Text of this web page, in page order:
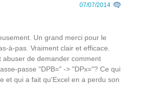
07/07/2014
Un grand merci pour le
à-pas. Vraiment clair et efficace.
abuser de demander comment
passe "DPB=" -> "DPx="? Ce qui
et qui a fait qu'Excel en a perdu son